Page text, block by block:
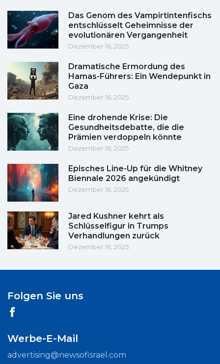
Das Genom des Vampirtintenfischs
entschlüsselt Geheimnisse der
evolutionären Vergangenheit
Dezember 16, 2025
Dramatische Ermordung des
Hamas-Führers: Ein Wendepunkt in
Gaza
Dezember 16, 2025
Eine drohende Krise: Die
Gesundheitsdebatte, die die
Prämien verdoppeln könnte
Dezember 16, 2025
Episches Line-Up für die Whitney
Biennale 2026 angekündigt
Dezember 16, 2025
Jared Kushner kehrt als
Schlüsselfigur in Trumps
Verhandlungen zurück
Dezember 16, 2025
Folgen Sie uns
Werbe-E-Mail
advertising@newsofisrael.com